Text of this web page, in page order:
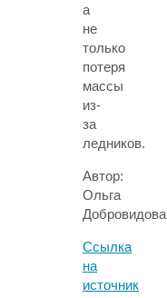
а
не
только
потеря
массы
из-
за
ледников.
Автор:
Ольга
Добровидова
Ссылка
на
источник